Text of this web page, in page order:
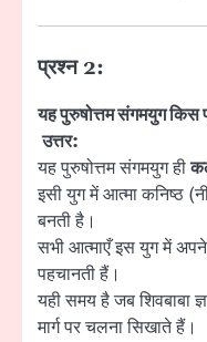
प्रश्न 2:
यह पुरुषोत्तम संगमयुग किस
उत्तर:
यह पुरुषोत्तम संगमयुग ही
इसी युग में आत्मा कनिष्ठ
बनती है।
सभी आत्माएँ इस युग में
पहचानती हैं।
यही समय है जब शिवबाबा
मार्ग पर चलना सिखाते हैं।